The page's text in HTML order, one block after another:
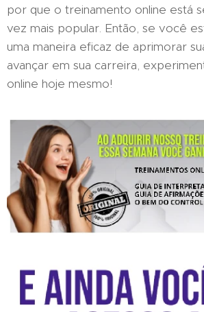
por que o treinamento online está
vez mais popular. Então, se você
uma maneira eficaz de aprimorar
avançar em sua carreira,
online hoje mesmo!